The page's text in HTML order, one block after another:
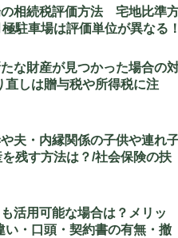
相続税評価方法 宅地比準
駐車場は評価単位が異なる
な財産が見つかった場合の
直しは贈与税や所得税に注
夫・内縁関係の子供や連れ
残す方法は？/社会保険の扶
活用可能な場合は？メリッ
い・口頭・契約書の有無・撤